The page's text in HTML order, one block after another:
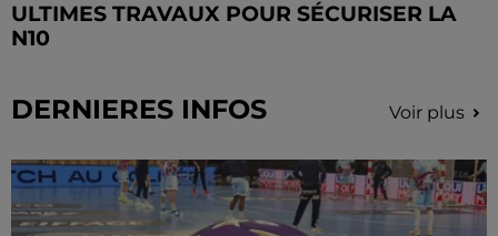
ULTIMES TRAVAUX POUR SÉCURISER LA
N10
DERNIERES INFOS Voir plus